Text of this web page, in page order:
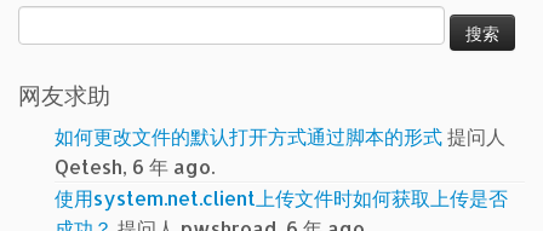
索：
网友求助
如何更改文件的默认打开方式通过脚本的形式提问人
Qetesh, 6 年 ago.
使用system.net.client上传文件时如何获取上传是否